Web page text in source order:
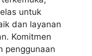
untuk
dan layanan
Komitmen
penggunaan